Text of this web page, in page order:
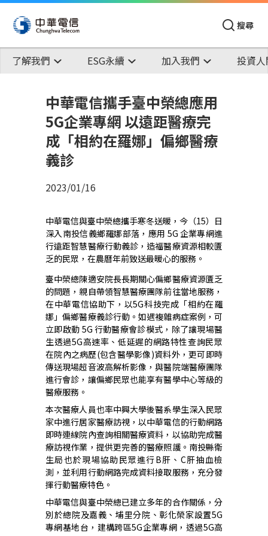
搜尋
了解我們 ESG永續 加入我們 投資
中華電信攜手臺中榮總應用
5G企業專網 以遠距醫療完
成「相約在羅娜」偏鄉醫療
義診
2023/01/16
中華電信與臺中榮總攜手寒冬送暖，今（15）日
深入南投信義鄉羅娜部落，應用 5G 企業專網進
行遠距智慧醫療行動義診，造福醫療資源相較匱
乏的民眾，在農曆年前致送最暖心的服務。
臺中榮總陳適安院長長期關心偏鄉醫療資源匱乏
的問題，親自帶領智慧醫療團隊前往當地服務，
在中華電信協助下，以5G科技完成「相約在羅
娜」偏鄉醫療義診行動。如遇複雜病症案例，可
立即啟動 5G 行動醫療會診模式，除了讓現場醫
生透過5G高速率、低延遲的網路特性查詢民眾
在院內之病歷(包含醫學影像)資料外，更可即時
傳送現場超音波高解析影像，與醫院端醫療團隊
進行會診，讓偏鄉民眾也能享有醫學中心等級的
醫療服務。
本次醫療人員也率中興大學後醫系學生深入民眾
家中進行居家醫療訪視，以中華電信的行動網路
即時連線院內查詢相關醫療資料，以協助完成醫
療訪視作業，提供更完善的醫療照護。南投縣衛
生局也於現場協助民眾進行B肝、C肝抽血檢
測，並利用行動網路完成資料接取服務，充分發
揮行動醫療特色。
中華電信與臺中榮總已建立多年的合作關係，分
別於總院及嘉義、埔里分院、彰化榮家設置5G
專網基地台，建構跨區5G企業專網，透過5G高